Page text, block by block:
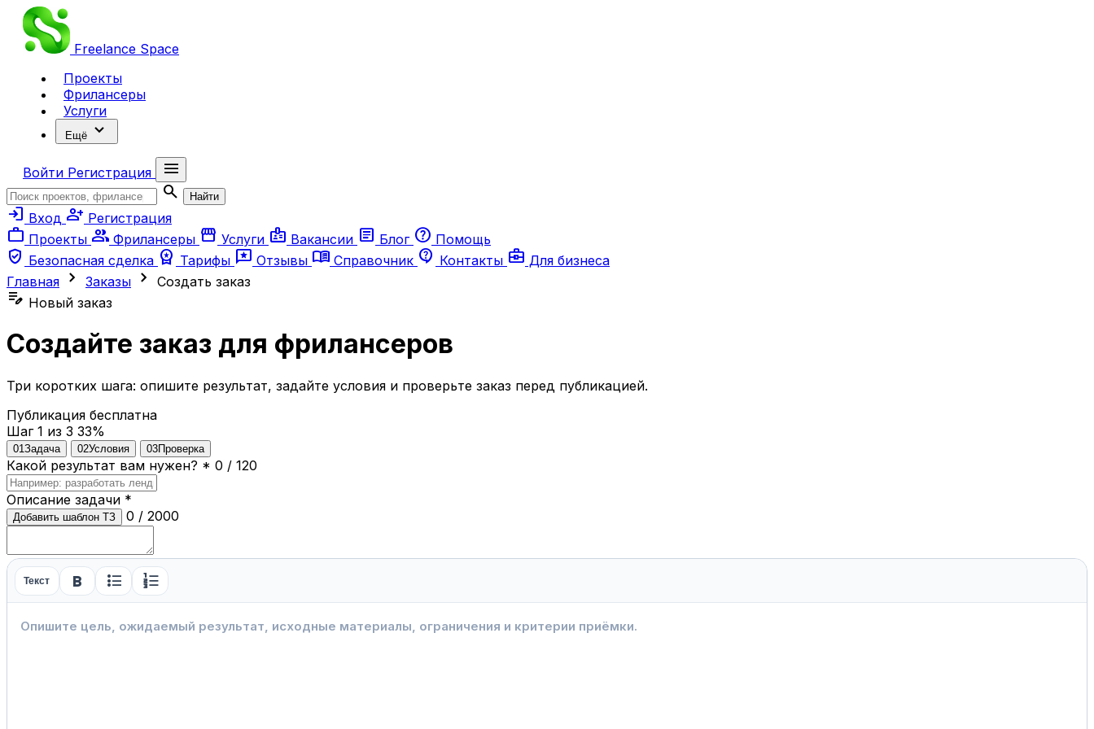
Freelance Space
Проекты
Фрилансеры
Услуги
Ещё expand_more
Войти Регистрация
menu
search
Найти
login Вход person_add Регистрация
work Проекты group Фрилансеры storefront Услуги badge Вакансии article Блог help Помощь
verified_user Безопасная сделка workspace_premium Тарифы reviews Отзывы menu_book Справочник contact_support Контакты business_center Для бизнеса
Главная chevron_right Заказы chevron_right Создать заказ
edit_note Новый заказ
Создайте заказ для фрилансеров
Три коротких шага: опишите результат, задайте условия и проверьте заказ перед публикацией.
Публикация бесплатна
Шаг 1 из 3 33%
01 Задача 02Условия 03Проверка
Какой результат вам нужен? * 0 / 120
Описание задачи *
Добавить шаблон ТЗ 0 / 2000
Текст format_bold format_list_bulleted format_list_numbered